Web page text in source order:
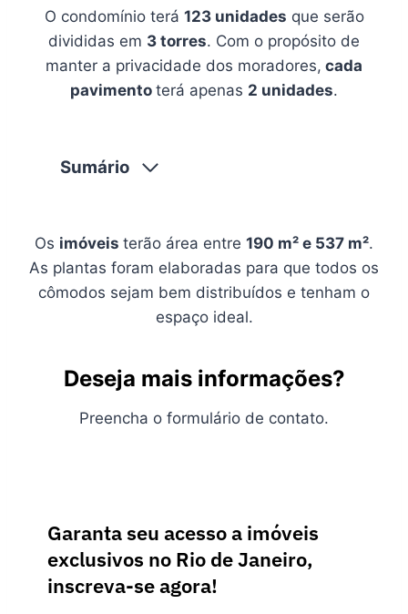
O condomínio terá 123 unidades que serão
divididas em 3 torres. Com o propósito de
manter a privacidade dos moradores, cada
pavimento terá apenas 2 unidades.
Sumário
Os imóveis terão área entre 190 m² e 537 m².
As plantas foram elaboradas para que todos os
cômodos sejam bem distribuídos e tenham o
espaço ideal.
Deseja mais informações?
Preencha o formulário de contato.
Garanta seu acesso a imóveis
exclusivos no Rio de Janeiro,
inscreva-se agora!